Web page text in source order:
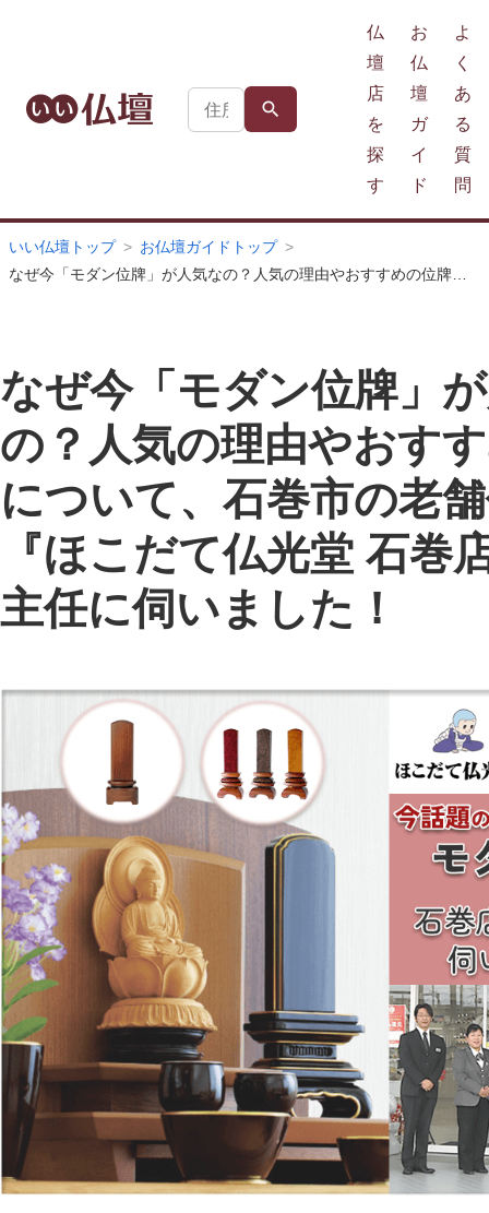
仏
壇
店
を
探
す
お
仏
壇
ガ
イ
ド
よ
く
あ
る
質
問
いい仏壇トップ
お仏壇ガイドトップ
なぜ今「モダン位牌」
の？人気の理由やおす
について、石巻市の老
『ほこだて仏光堂 石巻
主任に伺いました！